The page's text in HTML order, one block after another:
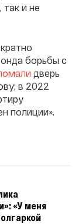
и не
борьбы с
дверь
в 2022
полиции».
«У меня